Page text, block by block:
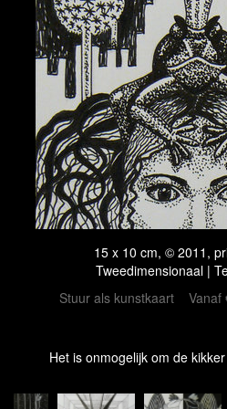
15 x 10 cm, © 2011,
Tweedimensionaal |
Stuur als kunstkaart Vanaf
Het is onmogelijk om de